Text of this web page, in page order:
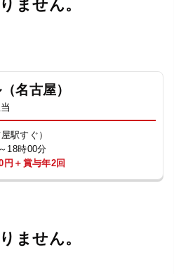
ません。
名古屋）
駅すぐ）
18時00分
円＋賞与年2回
ません。